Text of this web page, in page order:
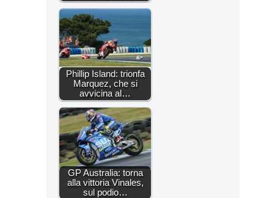
Phillip Island: trionfa
Marquez, che si
avvicina al…
GP Australia: torna
alla vittoria Vinales,
sul podio…